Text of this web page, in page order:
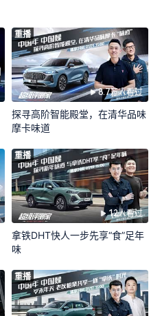
重播
8.7万人看过
探寻高阶智能殿堂，在清华品味
摩卡味道
重播
12人看过
拿铁DHT快人一步先享“食”足年
味
重播